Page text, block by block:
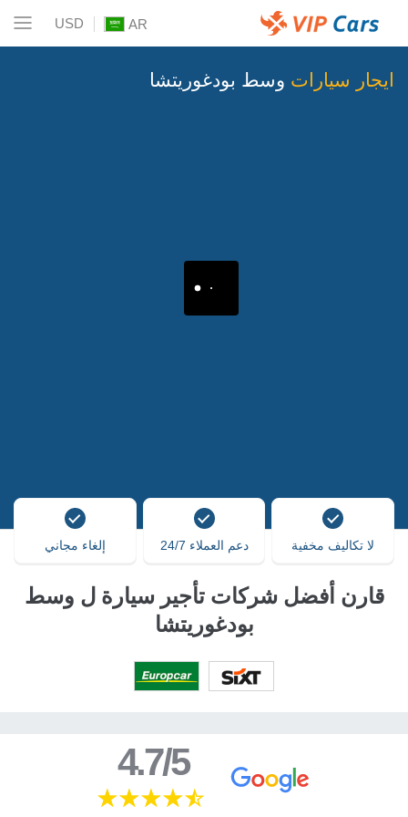
AR
USD
ايجار سيارات وسط بودغوريتشا
لا تكاليف مخفية دعم العملاء 24/7 إلغاء مجاني
قارن أفضل شركات تأجير سيارة ل وسط
بودغوريتشا
4.7/5